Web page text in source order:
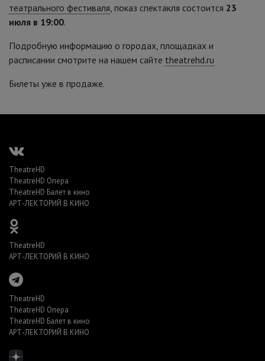
театрального фестиваля, показ спектакля состоится 23
июля в 19:00.
Подробную информацию о городах, площадках и
расписании смотрите на нашем сайте theatrehd.ru
Билеты уже в продаже.
TheatreHD
TheatreHD Опера
TheatreHD Балет в кино
АРТ-ЛЕКТОРИЙ В КИНО
TheatreHD
АРТ-ЛЕКТОРИЙ В КИНО
TheatreHD
TheatreHD Опера
TheatreHD Балет в кино
АРТ-ЛЕКТОРИЙ В КИНО